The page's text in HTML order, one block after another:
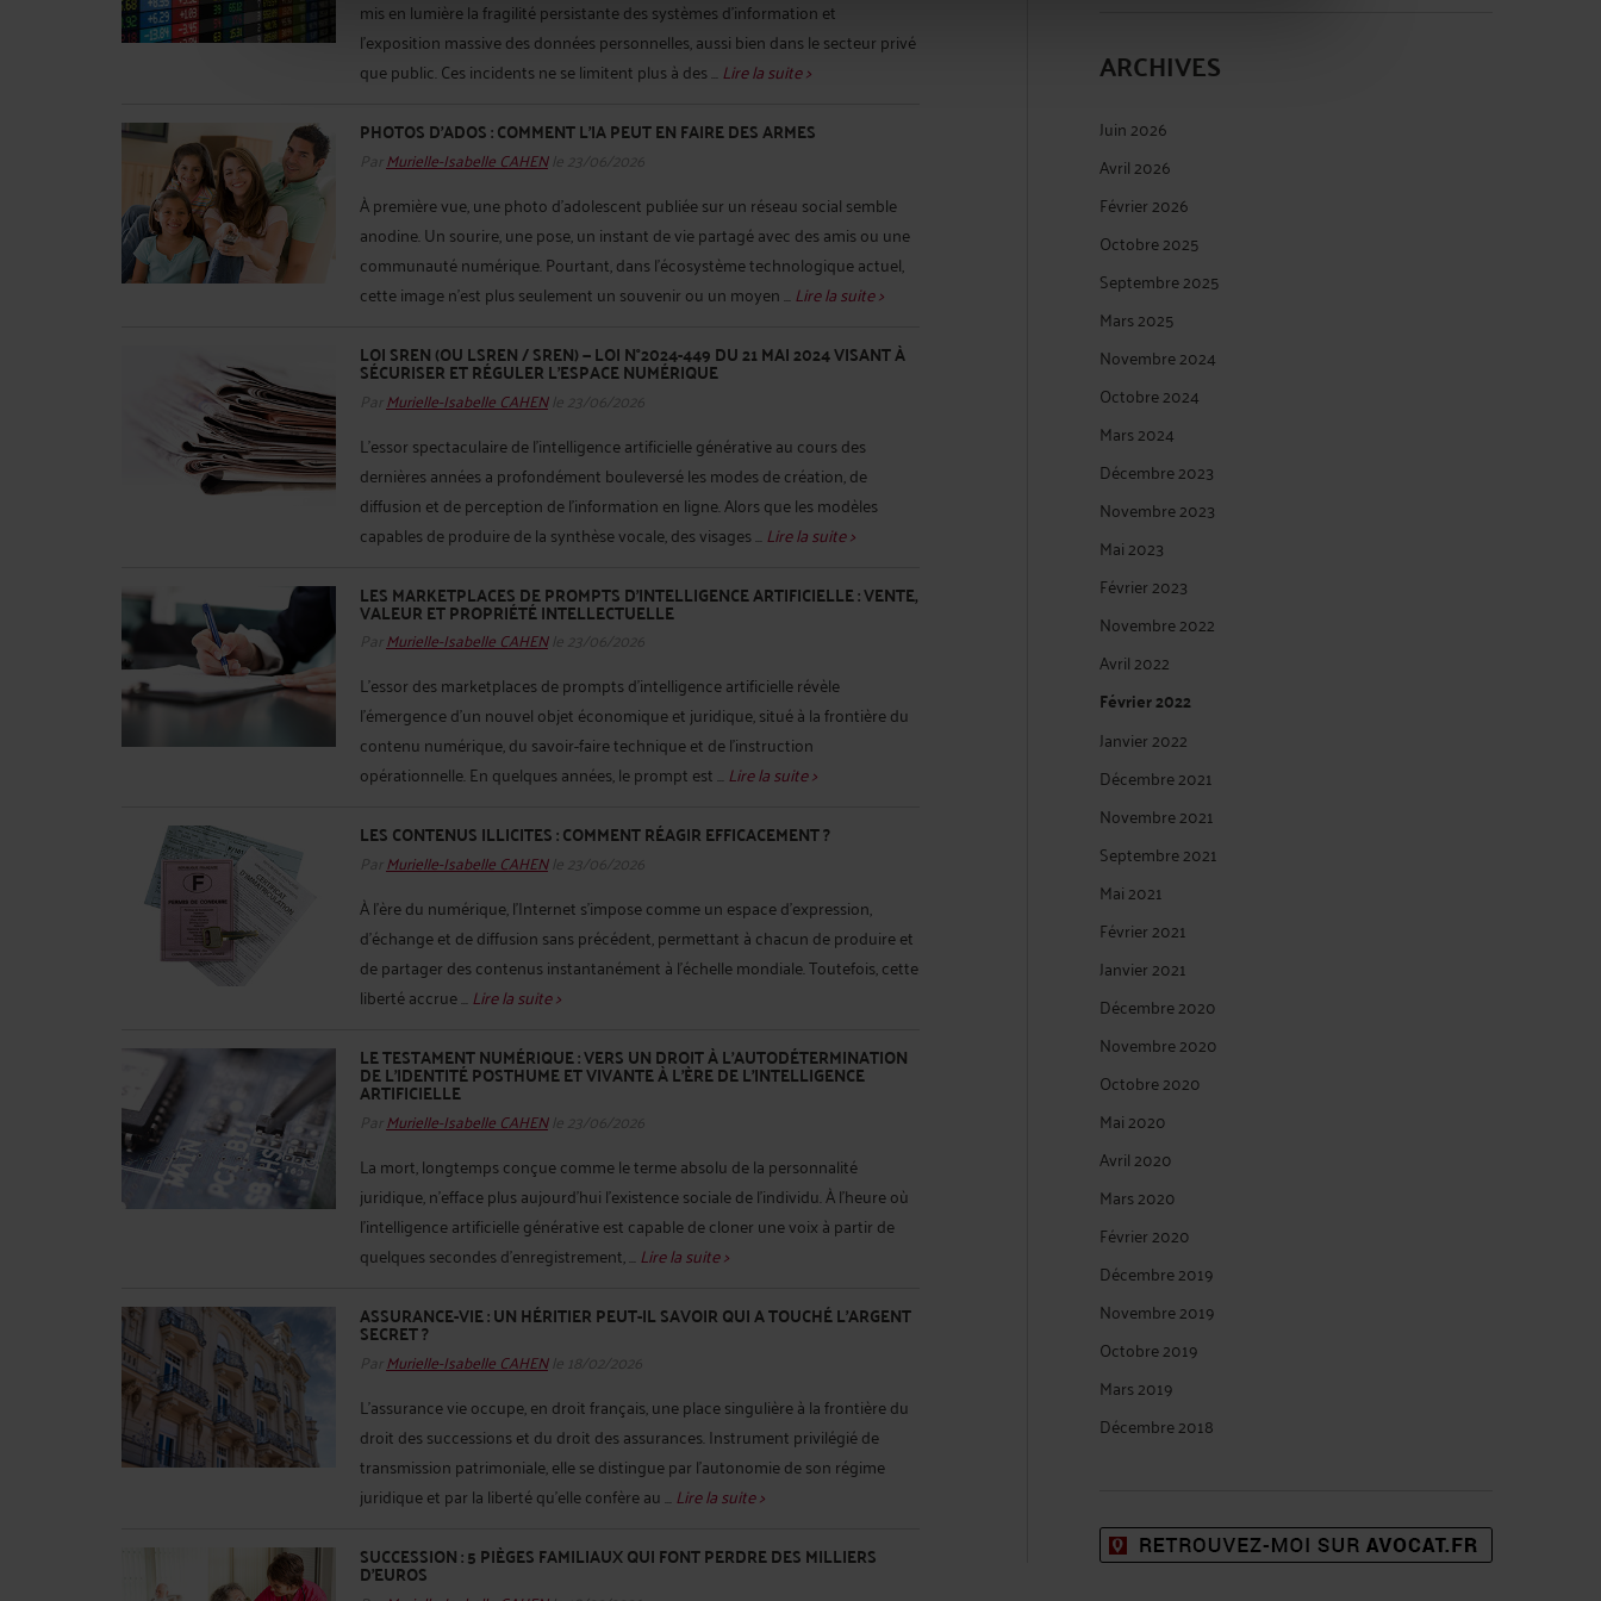
mis en lumière la fragilité persistante des systèmes d’information et
l’exposition massive des données personnelles, aussi bien dans le secteur privé
que public. Ces incidents ne se limitent plus à des ...Lire la suite >
PHOTOS D’ADOS : COMMENT L’IA PEUT EN FAIRE DES ARMES
Par Murielle-Isabelle CAHENle 23/06/2026
À première vue, une photo d’adolescent publiée sur un réseau social semble
anodine. Un sourire, une pose, un instant de vie partagé avec des amis ou une
communauté numérique. Pourtant, dans l’écosystème technologique actuel,
cette image n’est plus seulement un souvenir ou un moyen ...Lire la suite >
LOI SREN (OU LSREN / SREN) — LOI N°2024-449 DU 21 MAI 2024 VISANT À
SÉCURISER ET RÉGULER L’ESPACE NUMÉRIQUE
Par Murielle-Isabelle CAHENle 23/06/2026
L’essor spectaculaire de l’intelligence artificielle générative au cours des
dernières années a profondément bouleversé les modes de création, de
diffusion et de perception de l’information en ligne. Alors que les modèles
capables de produire de la synthèse vocale, des visages ...Lire la suite >
LES MARKETPLACES DE PROMPTS D’INTELLIGENCE ARTIFICIELLE : VENTE,
VALEUR ET PROPRIÉTÉ INTELLECTUELLE
Par Murielle-Isabelle CAHENle 23/06/2026
L’essor des marketplaces de prompts d’intelligence artificielle révèle
l’émergence d’un nouvel objet économique et juridique, situé à la frontière du
contenu numérique, du savoir-faire technique et de l’instruction
opérationnelle. En quelques années, le prompt est ...Lire la suite >
LES CONTENUS ILLICITES : COMMENT RÉAGIR EFFICACEMENT ?
Par Murielle-Isabelle CAHENle 23/06/2026
À l’ère du numérique, l’Internet s’impose comme un espace d’expression,
d’échange et de diffusion sans précédent, permettant à chacun de produire et
de partager des contenus instantanément à l’échelle mondiale. Toutefois, cette
liberté accrue ...Lire la suite >
LE TESTAMENT NUMÉRIQUE : VERS UN DROIT À L'AUTODÉTERMINATION
DE L'IDENTITÉ POSTHUME ET VIVANTE À L'ÈRE DE L'INTELLIGENCE
ARTIFICIELLE
Par Murielle-Isabelle CAHENle 23/06/2026
La mort, longtemps conçue comme le terme absolu de la personnalité
juridique, n’efface plus aujourd’hui l’existence sociale de l’individu. À l’heure où
l’intelligence artificielle générative est capable de cloner une voix à partir de
quelques secondes d’enregistrement, ...Lire la suite >
ASSURANCE-VIE : UN HÉRITIER PEUT-IL SAVOIR QUI A TOUCHÉ L’ARGENT
SECRET ?
Par Murielle-Isabelle CAHENle 18/02/2026
L’assurance vie occupe, en droit français, une place singulière à la frontière du
droit des successions et du droit des assurances. Instrument privilégié de
transmission patrimoniale, elle se distingue par l’autonomie de son régime
juridique et par la liberté qu’elle confère au ...Lire la suite >
SUCCESSION : 5 PIÈGES FAMILIAUX QUI FONT PERDRE DES MILLIERS
D’EUROS
ARCHIVES
Juin 2026
Avril 2026
Février 2026
Octobre 2025
Septembre 2025
Mars 2025
Novembre 2024
Octobre 2024
Mars 2024
Décembre 2023
Novembre 2023
Mai 2023
Février 2023
Novembre 2022
Avril 2022
Février 2022
Janvier 2022
Décembre 2021
Novembre 2021
Septembre 2021
Mai 2021
Février 2021
Janvier 2021
Décembre 2020
Novembre 2020
Octobre 2020
Mai 2020
Avril 2020
Mars 2020
Février 2020
Décembre 2019
Novembre 2019
Octobre 2019
Mars 2019
Décembre 2018